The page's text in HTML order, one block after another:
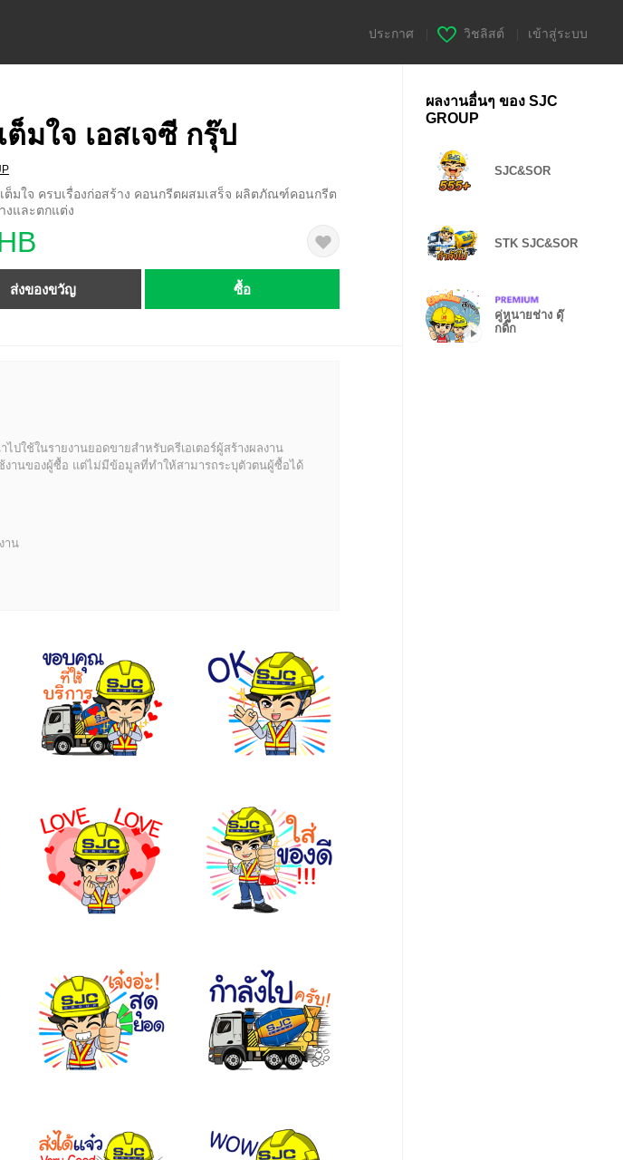
ประกาศ วิชลิสต์ เข้าสู่ระบบ
ต็มใจ เอสเจซี กรุ๊ป
ต็มใจ ครบเรื่องก่อสร้าง คอนกรีตผสมเสร็จ ผลิตภัณฑ์คอนกรีต
งและตกแต่ง
ส่งของขวัญ ซื้อ
ไปใช้ในรายงานยอดขายสำหรับครีเอเตอร์ผู้สร้างผลงาน
านของผู้ซื้อ แต่ไม่มีข้อมูลที่ทำให้สามารถระบุตัวตนผู้ซื้อได้
าน
ผลงานอื่นๆ ของ SJC
GROUP
SJC&SOR
STK SJC&SOR
คู่หูนายช่าง ดุ๊
กดิ๊ก